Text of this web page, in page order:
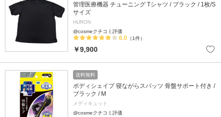
管理医療機器 チューニング Tシャツ / ブラック / 1枚/S
サイズ
HURON
@cosmeクチコミ評価
6.0 （1件）
￥9,900
送料無料
ボディシェイプ 寝ながらスパッツ 骨盤サポート付き /
ブラック / M
メディキュット
@cosmeクチコミ評価